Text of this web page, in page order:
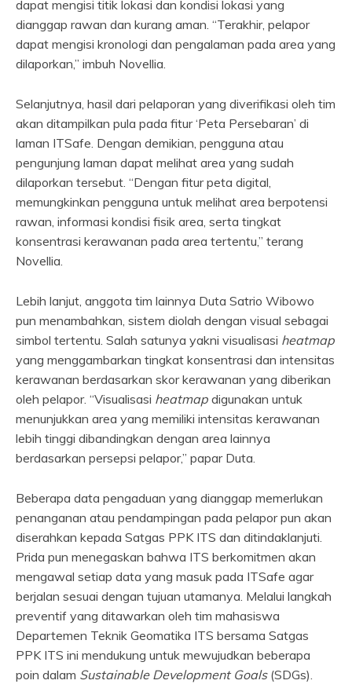
dapat mengisi titik lokasi dan kondisi lokasi yang
dianggap rawan dan kurang aman. “Terakhir, pelapor
dapat mengisi kronologi dan pengalaman pada area yang
dilaporkan,” imbuh Novellia.
Selanjutnya, hasil dari pelaporan yang diverifikasi oleh tim
akan ditampilkan pula pada fitur ‘Peta Persebaran’ di
laman ITSafe. Dengan demikian, pengguna atau
pengunjung laman dapat melihat area yang sudah
dilaporkan tersebut. “Dengan fitur peta digital,
memungkinkan pengguna untuk melihat area berpotensi
rawan, informasi kondisi fisik area, serta tingkat
konsentrasi kerawanan pada area tertentu,” terang
Novellia.
Lebih lanjut, anggota tim lainnya Duta Satrio Wibowo
pun menambahkan, sistem diolah dengan visual sebagai
simbol tertentu. Salah satunya yakni visualisasi heatmap
yang menggambarkan tingkat konsentrasi dan intensitas
kerawanan berdasarkan skor kerawanan yang diberikan
oleh pelapor. “Visualisasi heatmap digunakan untuk
menunjukkan area yang memiliki intensitas kerawanan
lebih tinggi dibandingkan dengan area lainnya
berdasarkan persepsi pelapor,” papar Duta.
Beberapa data pengaduan yang dianggap memerlukan
penanganan atau pendampingan pada pelapor pun akan
diserahkan kepada Satgas PPK ITS dan ditindaklanjuti.
Prida pun menegaskan bahwa ITS berkomitmen akan
mengawal setiap data yang masuk pada ITSafe agar
berjalan sesuai dengan tujuan utamanya. Melalui langkah
preventif yang ditawarkan oleh tim mahasiswa
Departemen Teknik Geomatika ITS bersama Satgas
PPK ITS ini mendukung untuk mewujudkan beberapa
poin dalam Sustainable Development Goals(SDGs).